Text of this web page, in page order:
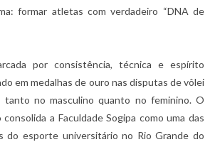
formar atletas com verdadeiro “DNA de
por consistência, técnica e espírito
em medalhas de ouro nas disputas de vôlei
no masculino quanto no feminino. O
a Faculdade Sogipa como uma das
do esporte universitário no Rio Grande do